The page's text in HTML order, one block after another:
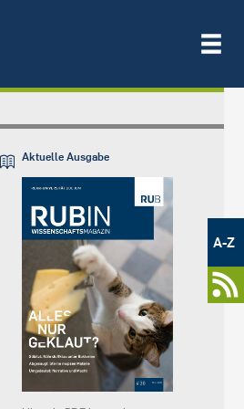
Metamenü
-
Newsportal
A-Z
Aktuelle Ausgabe